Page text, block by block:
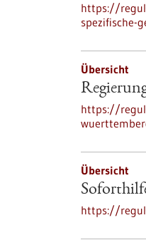
https://
spezifische-
Übersicht
https://
Übersicht
https://